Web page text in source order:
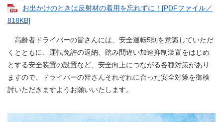
お出かけのときは反射材の着用を忘れずに！[PDFファイル／
818KB]
高齢者ドライバーの皆さんには、安全運転5則を意識していただ
くとともに、運転免許の返納、踏み間違い加速抑制装置をはじめ
とする安全装置の設置など、安全向上につながる各種対策があり
ますので、ドライバーの皆さんそれぞれに合った安全対策を御検
討いただきますようお願いいたします。